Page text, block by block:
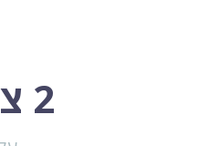
2 ציטוטים